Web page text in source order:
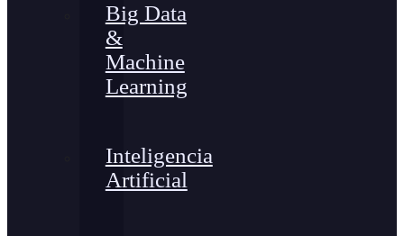
Big Data
&
Machine
Learning
Inteligencia
Artificial